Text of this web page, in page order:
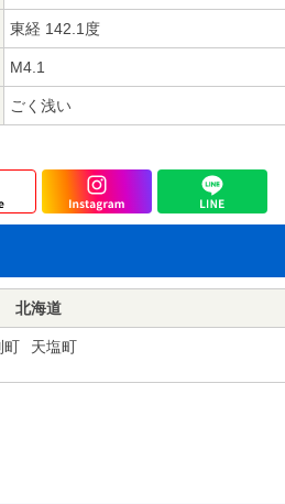
東経 142.1度
M4.1
ごく浅い
北海道
町 天塩町